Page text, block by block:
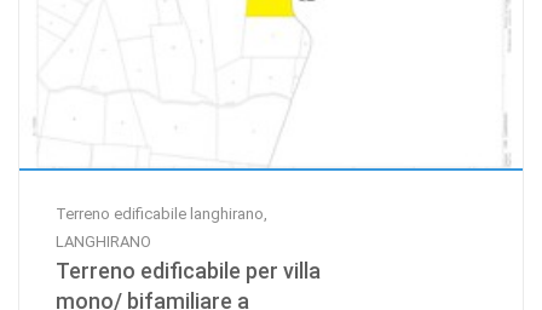
Terreno edificabile langhirano,
LANGHIRANO
Terreno edificabile per villa
mono/ bifamiliare a